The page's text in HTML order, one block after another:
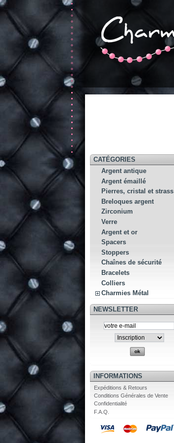
CATÉGORIES
Argent antique
Argent émaillé
Pierres, cristal et strass
Breloques argent
Zirconium
Verre
Argent et or
Spacers
Stoppers
Chaînes de sécurité
Bracelets
Colliers
Charmies Métal
NEWSLETTER
INFORMATIONS
Expéditions & Retours
Conditions Générales de Vente
Confidentialité
F.A.Q.